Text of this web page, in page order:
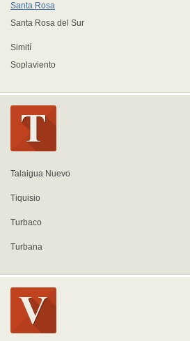
Santa Rosa
Santa Rosa del Sur
Simití
Soplaviento
Talaigua Nuevo
Tiquisio
Turbaco
Turbana